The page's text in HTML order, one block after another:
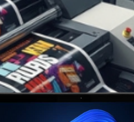
para agências e